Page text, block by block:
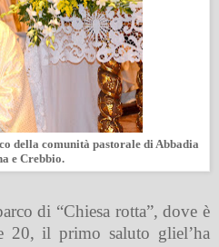
della comunità pastorale di Abbadia
e Crebbio.
di “Chiesa rotta”, dove è
20, il primo saluto gliel’ha